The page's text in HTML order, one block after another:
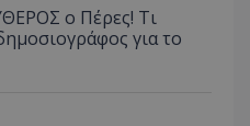
ο Πέρες! Τι
για το